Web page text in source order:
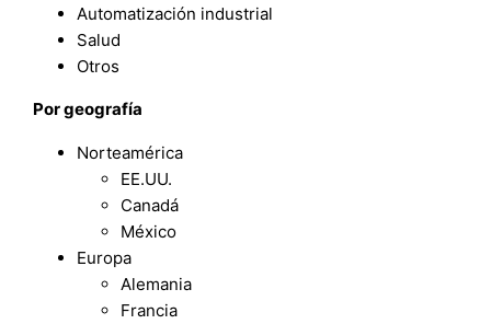
Automatización industrial
Salud
Otros
Porgeografía
Norteamérica
EE.UU.
Canadá
México
Europa
Alemania
Francia